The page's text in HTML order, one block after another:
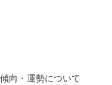
向・運勢について